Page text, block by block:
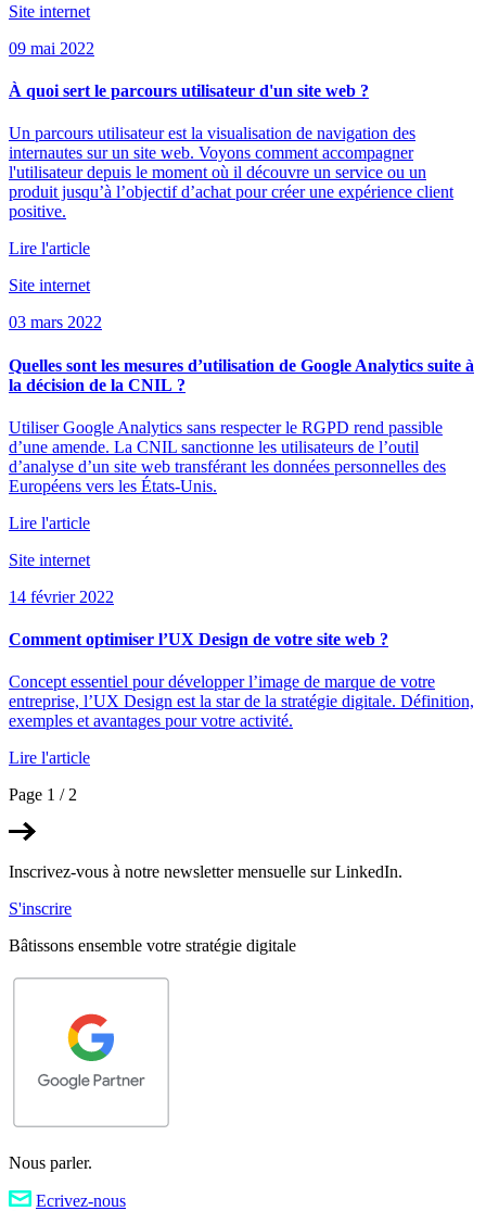
Site internet
09 mai 2022
À quoi sert le parcours utilisateur d'un site web ?
Un parcours utilisateur est la visualisation de navigation des
internautes sur un site web. Voyons comment accompagner
l'utilisateur depuis le moment où il découvre un service ou un
produit jusqu’à l’objectif d’achat pour créer une expérience client
positive.
Lire l'article
Site internet
03 mars 2022
Quelles sont les mesures d’utilisation de Google Analytics suite à
la décision de la CNIL ?
Utiliser Google Analytics sans respecter le RGPD rend passible
d’une amende. La CNIL sanctionne les utilisateurs de l’outil
d’analyse d’un site web transférant les données personnelles des
Européens vers les États-Unis.
Lire l'article
Site internet
14 février 2022
Comment optimiser l’UX Design de votre site web ?
Concept essentiel pour développer l’image de marque de votre
entreprise, l’UX Design est la star de la stratégie digitale. Définition,
exemples et avantages pour votre activité.
Lire l'article
Page 1 / 2
Inscrivez-vous à notre newslettermensuelle sur LinkedIn.
S'inscrire
Bâtissons ensemble votre stratégie digitale
Nous parler.
Ecrivez-nous